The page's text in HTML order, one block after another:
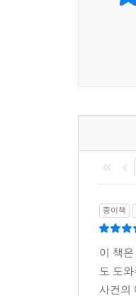
보도자료,
필자는 언
필자는 이
권력기관
IT 전문가
현실을 바
주저하지
종이책
이 책
도 도
사건의